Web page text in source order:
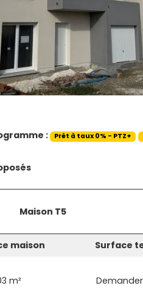
: Prêt à taux 0% - PTZ+
Maison T5
maison Surface
m²